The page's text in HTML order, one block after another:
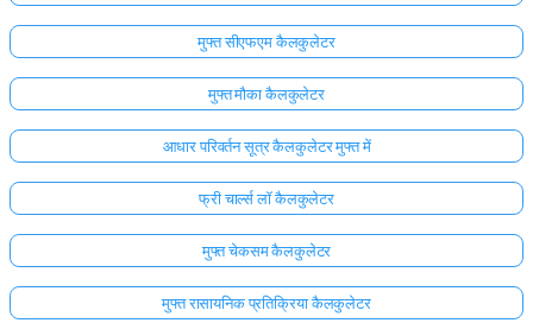
मुफ्त सीएफएम कैलकुलेटर
मुफ्त मौका कैलकुलेटर
आधार परिवर्तन सूत्र कैलकुलेटर मुफ्त में
फ्री चार्ल्स लॉ कैलकुलेटर
मुफ्त चेकसम कैलकुलेटर
मुफ्त रासायनिक प्रतिक्रिया कैलकुलेटर